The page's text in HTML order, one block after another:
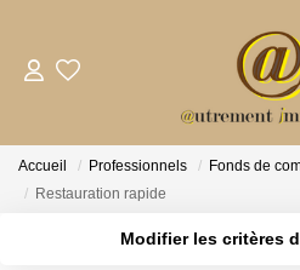
NOTRE
Accueil Professionnels Fonds de
Restauration rapide
Modifier les critères